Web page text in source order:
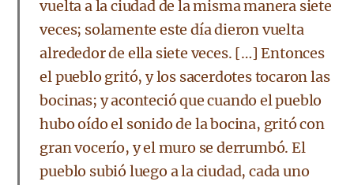
vuelta a la ciudad de la misma manera siete
veces; solamente este día dieron vuelta
alrededor de ella siete veces. […] Entonces
el pueblo gritó, y los sacerdotes tocaron las
bocinas; y aconteció que cuando el pueblo
hubo oído el sonido de la bocina, gritó con
gran vocerío, y el muro se derrumbó. El
pueblo subió luego a la ciudad, cada uno